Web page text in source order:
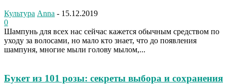
Культура Anna - 15.12.2019
0
Шампунь для всех нас сейчас кажется обычным средством по
уходу за волосами, но мало кто знает, что до появления
шампуня, многие мыли голову мылом,...
Букет из 101 розы: секреты выбора и сохранения